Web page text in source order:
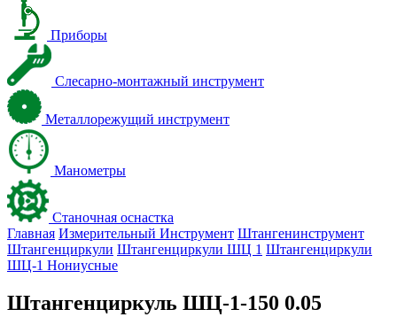
Приборы
Слесарно-монтажный инструмент
Металлорежущий инструмент
Манометры
Станочная оснастка
Главная Измерительный Инструмент Штангенинструмент
Штангенциркули Штангенциркули ШЦ 1 Штангенциркули
ШЦ-1 Нониусные
Штангенциркуль ШЦ-1-150 0.05